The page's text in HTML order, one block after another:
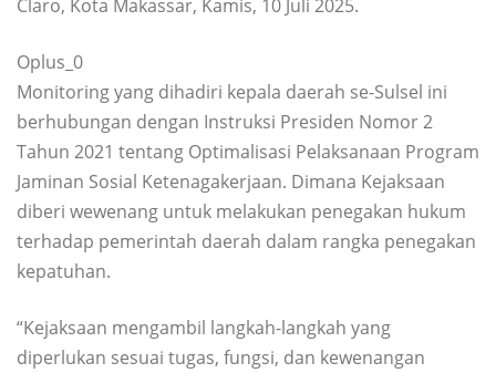
Claro, Kota Makassar, Kamis, 10 Juli 2025.
Oplus_0
Monitoring yang dihadiri kepala daerah se-Sulsel ini
berhubungan dengan Instruksi Presiden Nomor 2
Tahun 2021 tentang Optimalisasi Pelaksanaan Program
Jaminan Sosial Ketenagakerjaan. Dimana Kejaksaan
diberi wewenang untuk melakukan penegakan hukum
terhadap pemerintah daerah dalam rangka penegakan
kepatuhan.
“Kejaksaan mengambil langkah-langkah yang
diperlukan sesuai tugas, fungsi, dan kewenangan